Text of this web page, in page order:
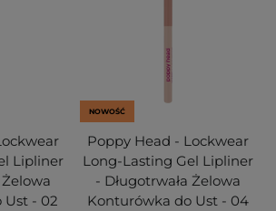
Lipliner
Żelowa
Ust - 02
NOWOŚĆ
Poppy Head - Lockwear
Long-Lasting Gel Lipliner
- Długotrwała Żelowa
Konturówka do Ust - 04